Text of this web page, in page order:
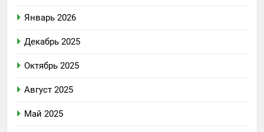
Январь 2026
Декабрь 2025
Октябрь 2025
Август 2025
Май 2025